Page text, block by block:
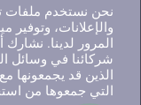
English العربيةРусский
نحن نستخدم ملفات
والإعلانات، وتوفير
المرور لدينا.
شركائنا في وسائل
الذين قد يجمعونها
التي جمعوها من